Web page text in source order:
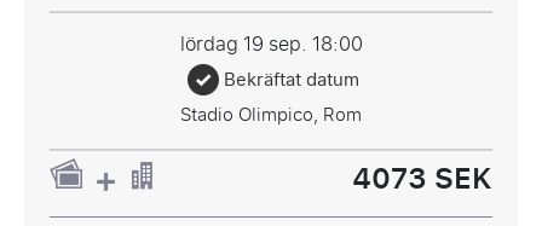
lördag 19 sep. 18:00
Bekräftat datum
Stadio Olimpico, Rom
4073 SEK